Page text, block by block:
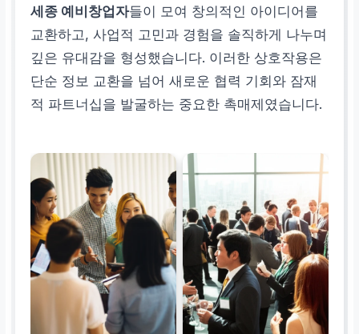
세종 예비창업자들이 모여 창의적인 아이디어를
교환하고, 사업적 고민과 경험을 솔직하게 나누며
깊은 유대감을 형성했습니다. 이러한 상호작용은
단순 정보 교환을 넘어 새로운 협력 기회와 잠재
적 파트너십을 발굴하는 중요한 촉매제였습니다.